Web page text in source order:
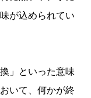
が込められてい
」といった意味
いて、何かが終